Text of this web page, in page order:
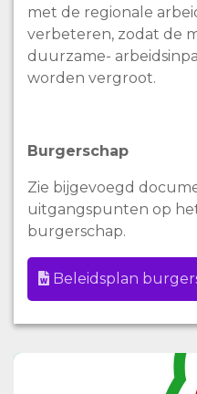
met de regionale
verbeteren, zodat de
duurzame-
worden vergroot.
Burgerschap
Zie bijgevoegd
uitgangspunten op
burgerschap.
Beleidsplan